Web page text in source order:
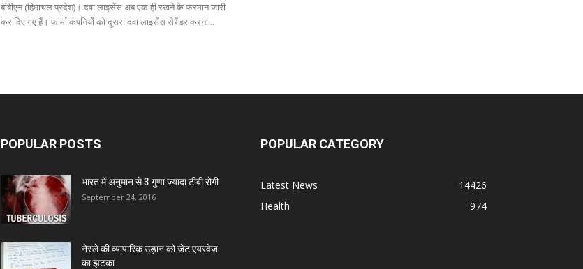
बीबीएन (हिमाचल प्रदेश)। दवा लाइसेंस अब एक ही रखने के फरमान जारी
कर दिए गए हैं। फार्मा कंपनियों को दूसरा दवा लाइसेंस सेरेंडर करना...
POPULAR POSTS
भारत में अनुमान से 3 गुणा ज्यादा टीबी रोगी
September 24, 2016
नेस्ले की व्यापारिक उड़ान को जेट एयरवेज
का झटका
POPULAR CATEGORY
Latest News
14426
Health
974